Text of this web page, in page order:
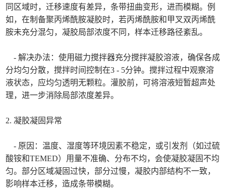
同区域时，迁移速度有差异，条带扭曲变形，进而模糊。例
如，在制备聚丙烯酰胺凝胶时，若丙烯酰胺和甲叉双丙烯酰
胺未充分混匀，凝胶局部浓度不同，样本迁移路径紊乱。
- 解决办法：使用磁力搅拌器充分搅拌凝胶溶液，确保各成
分均匀分散，搅拌时间控制在3 - 5分钟。搅拌过程中观察溶
液状态，应均匀透明无颗粒。灌胶前，可将溶液短暂超声处
理，进一步消除局部浓度差异。
2. 凝胶凝固异常
- 原因：温度、湿度等环境因素不稳定，或引发剂（如过硫
酸铵和TEMED）用量不准确、分布不均，会使凝胶凝固不均
匀。部分区域凝固过快，部分过慢，凝胶内部结构不一致，
影响样本迁移，造成条带模糊。